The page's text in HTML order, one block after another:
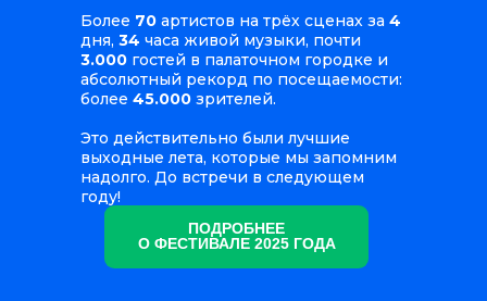
Более 70 артистов на трёх сценах за 4
дня, 34 часа живой музыки, почти
3.000 гостей в палаточном городке и
абсолютный рекорд по посещаемости:
более 45.000 зрителей.
Это действительно были лучшие
выходные лета, которые мы запомним
надолго. До встречи в следующем
году!
ПОДРОБНЕЕ
О ФЕСТИВАЛЕ 2025 ГОДА